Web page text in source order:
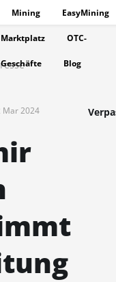
Mining EasyMining
Marktplatz OTC-
Geschäfte Blog
Mar 2024